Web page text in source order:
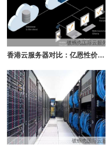
香港云服务器对比：亿恩性价比最高